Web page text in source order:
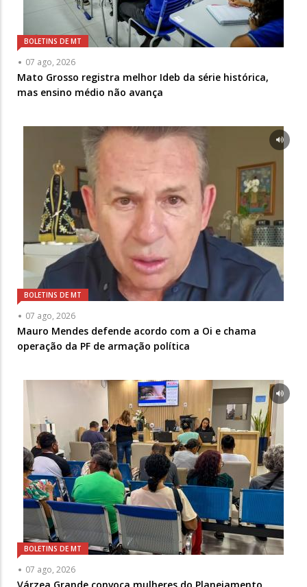
BOLETINS DE MT
07 ago, 2026
Mato Grosso registra melhor Ideb da série histórica,
mas ensino médio não avança
BOLETINS DE MT
07 ago, 2026
Mauro Mendes defende acordo com a Oi e chama
operação da PF de armação política
BOLETINS DE MT
07 ago, 2026